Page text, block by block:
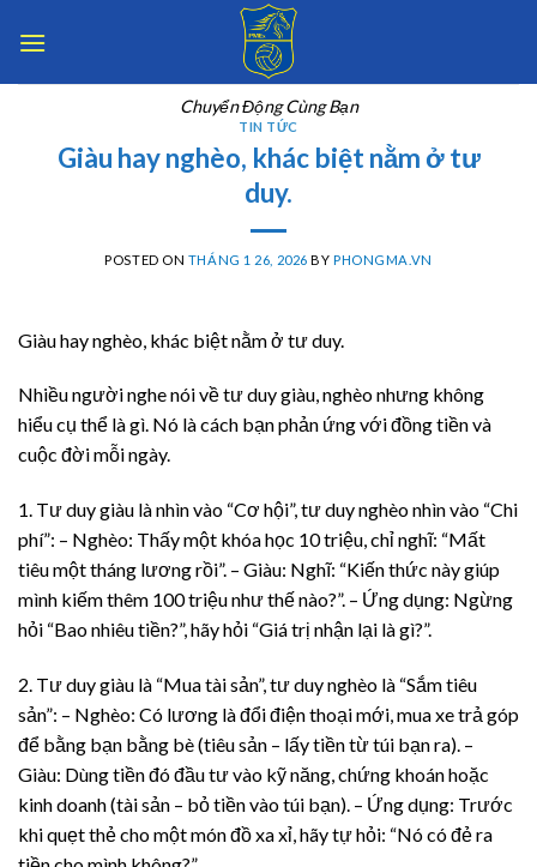
Chuyển Động Cùng Bạn
TIN TỨC
Giàu hay nghèo, khác biệt nằm ở tư
duy.
POSTED ON THÁNG 1 26, 2026 BYPHONGMA.VN
Giàu hay nghèo, khác biệt nằm ở tư duy.
Nhiều người nghe nói về tư duy giàu, nghèo nhưng không
hiểu cụ thể là gì. Nó là cách bạn phản ứng với đồng tiền và
cuộc đời mỗi ngày.
1. Tư duy giàu là nhìn vào “Cơ hội”, tư duy nghèo nhìn vào “Chi
phí”: – Nghèo: Thấy một khóa học 10 triệu, chỉ nghĩ: “Mất
tiêu một tháng lương rồi”. – Giàu: Nghĩ: “Kiến thức này giúp
mình kiếm thêm 100 triệu như thế nào?”. – Ứng dụng: Ngừng
hỏi “Bao nhiêu tiền?”, hãy hỏi “Giá trị nhận lại là gì?”.
2. Tư duy giàu là “Mua tài sản”, tư duy nghèo là “Sắm tiêu
sản”: – Nghèo: Có lương là đổi điện thoại mới, mua xe trả góp
để bằng bạn bằng bè (tiêu sản – lấy tiền từ túi bạn ra). –
Giàu: Dùng tiền đó đầu tư vào kỹ năng, chứng khoán hoặc
kinh doanh (tài sản – bỏ tiền vào túi bạn). – Ứng dụng: Trước
khi quẹt thẻ cho một món đồ xa xỉ, hãy tự hỏi: “Nó có đẻ ra